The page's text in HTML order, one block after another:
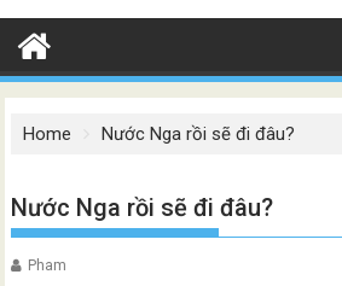
Home Nước Nga rồi sẽ đi đâu?
Nước Nga rồi sẽ đi đâu?
Pham